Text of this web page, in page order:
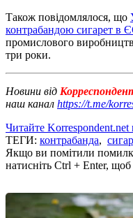
Також повідомлялося, що
контрабандою сигарет в
промислового
три роки.
Новини від
наш канал https://t.me/
Читайте
ТЕГИ: контрабанда,
Якщо ви помітили
натисніть Ctrl + Enter,